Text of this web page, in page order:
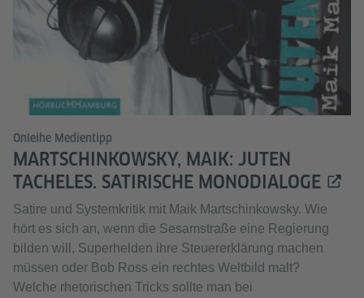
Onleihe Medientipp
MARTSCHINKOWSKY, MAIK: JUTEN
TACHELES. SATIRISCHE MONODIALOGE
Satire und Systemkritik mit Maik Martschinkowsky. Wie
hört es sich an, wenn die Sesamstraße eine Regierung
bilden will, Superhelden ihre Steuererklärung machen
müssen oder Bob Ross ein rechtes Weltbild malt?
Welche rhetorischen Tricks sollte man bei